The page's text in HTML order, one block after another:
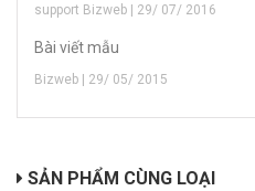
support Bizweb | 29/ 07/ 2016
Bài viết mẫu
Bizweb | 29/ 05/ 2015
SẢN PHẨM CÙNG LOẠI